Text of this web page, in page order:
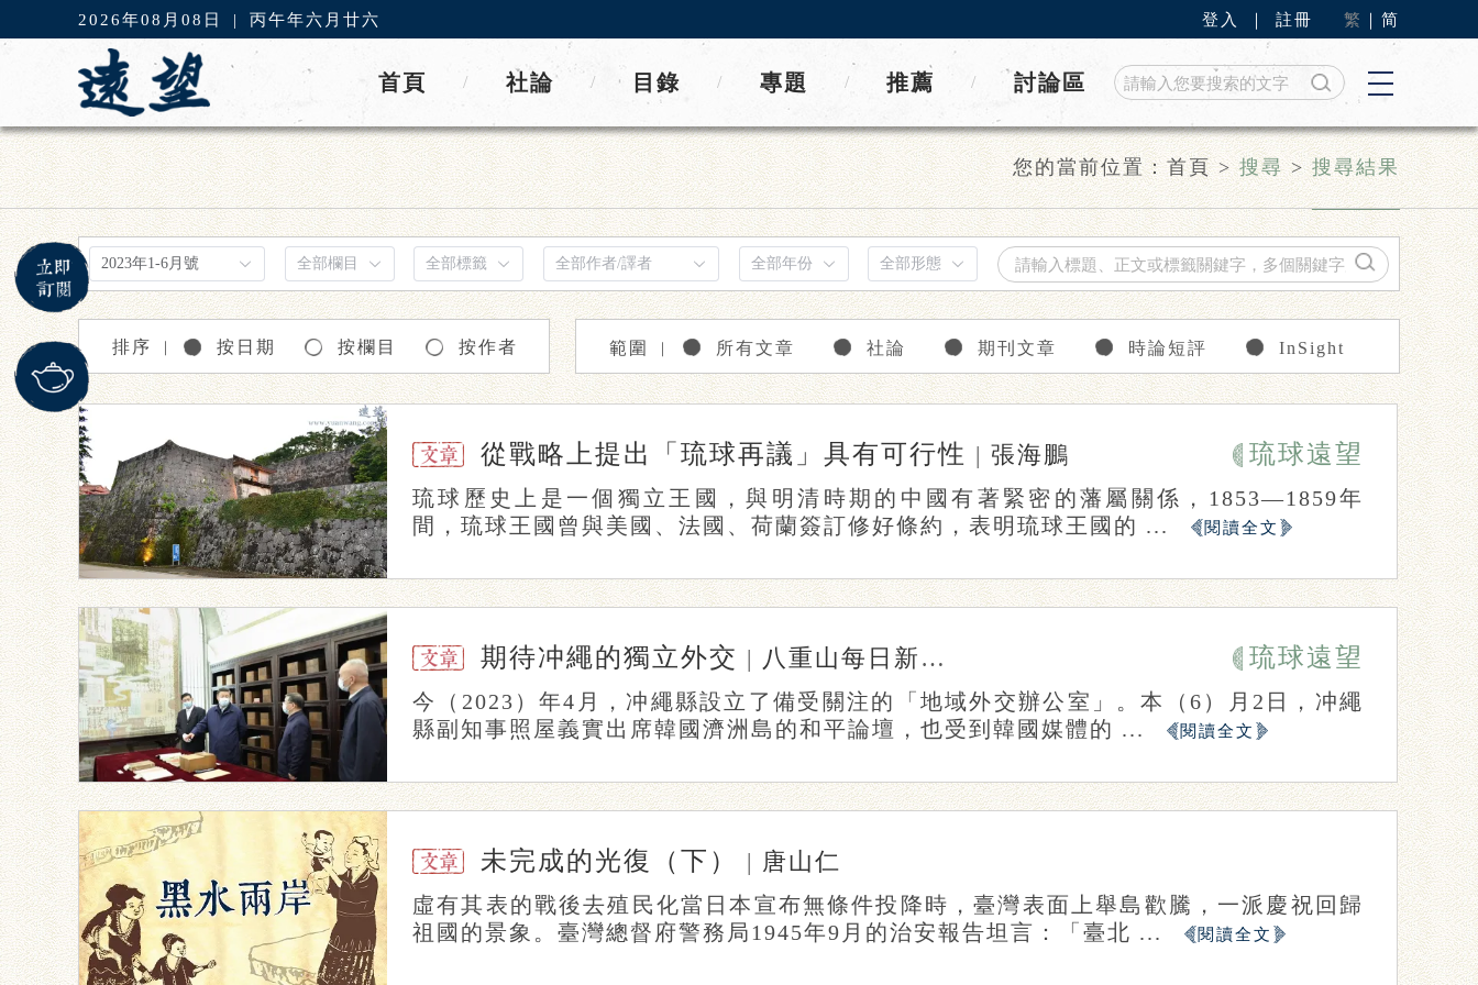
2026年08月08日 | 丙午年六月廿六 登入 註冊 繁 简
首頁 / 社論 / 目錄 / 專題 / 推薦 / 討論區
您的當前位置：首頁>搜尋>搜尋結果
排序 ｜ 按日期 按欄目 按作者 範圍 ｜ 所有文章 社論 期刊文章 時論短評 InSight
從戰略上提出「琉球再議」具有可行性 | 張海鵬 琉球遠望
琉球歷史上是一個獨立王國，與明清時期的中國有著緊密的藩屬關係，1853—1859年
間，琉球王國曾與美國、法國、荷蘭簽訂修好條約，表明琉球王國的 ...
閱讀全文
期待冲繩的獨立外交 | 八重山每日新聞 琉球遠望
今（2023）年4月，冲繩縣設立了備受關注的「地域外交辦公室」。本（6）月2日，冲繩
縣副知事照屋義實出席韓國濟洲島的和平論壇，也受到韓國媒體的 ...
閱讀全文
未完成的光復（下） | 唐山仁
虛有其表的戰後去殖民化當日本宣布無條件投降時，臺灣表面上舉島歡騰，一派慶祝回歸
祖國的景象。臺灣總督府警務局1945年9月的治安報告坦言：「臺北 ...
閱讀全文